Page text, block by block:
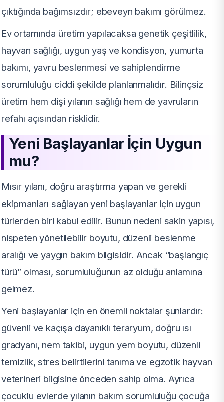
çıktığında bağımsızdır; ebeveyn bakımı görülmez.
Ev ortamında üretim yapılacaksa genetik çeşitlilik,
hayvan sağlığı, uygun yaş ve kondisyon, yumurta
bakımı, yavru beslenmesi ve sahiplendirme
sorumluluğu ciddi şekilde planlanmalıdır. Bilinçsiz
üretim hem dişi yılanın sağlığı hem de yavruların
refahı açısından risklidir.
Yeni Başlayanlar İçin Uygun
mu?
Mısır yılanı, doğru araştırma yapan ve gerekli
ekipmanları sağlayan yeni başlayanlar için uygun
türlerden biri kabul edilir. Bunun nedeni sakin yapısı,
nispeten yönetilebilir boyutu, düzenli beslenme
aralığı ve yaygın bakım bilgisidir. Ancak “başlangıç
türü” olması, sorumluluğunun az olduğu anlamına
gelmez.
Yeni başlayanlar için en önemli noktalar şunlardır:
güvenli ve kaçışa dayanıklı teraryum, doğru ısı
gradyanı, nem takibi, uygun yem boyutu, düzenli
temizlik, stres belirtilerini tanıma ve egzotik hayvan
veterineri bilgisine önceden sahip olma. Ayrıca
çocuklu evlerde yılanın bakım sorumluluğu çocuğa